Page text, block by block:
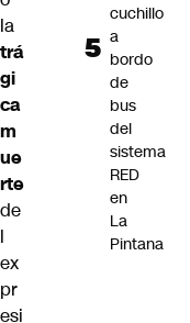
la
trá
gi
ca
m
ue
rte
de
l
ex
pr
esi
cuchillo
a
bordo
de
bus
del
sistema
RED
en
La
Pintana